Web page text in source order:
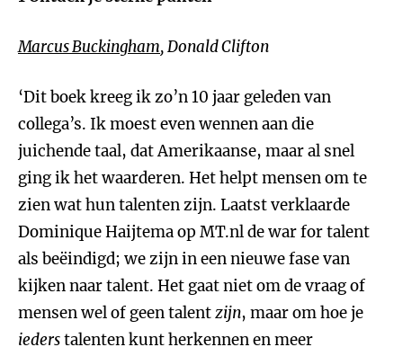
Marcus Buckingham, Donald Clifton
‘Dit boek kreeg ik zo’n 10 jaar geleden van
collega’s. Ik moest even wennen aan die
juichende taal, dat Amerikaanse, maar al snel
ging ik het waarderen. Het helpt mensen om te
zien wat hun talenten zijn. Laatst verklaarde
Dominique Haijtema op MT.nl de war for talent
als beëindigd; we zijn in een nieuwe fase van
kijken naar talent. Het gaat niet om de vraag of
mensen wel of geen talentzijn, maar om hoe je
iederstalenten kunt herkennen en meer